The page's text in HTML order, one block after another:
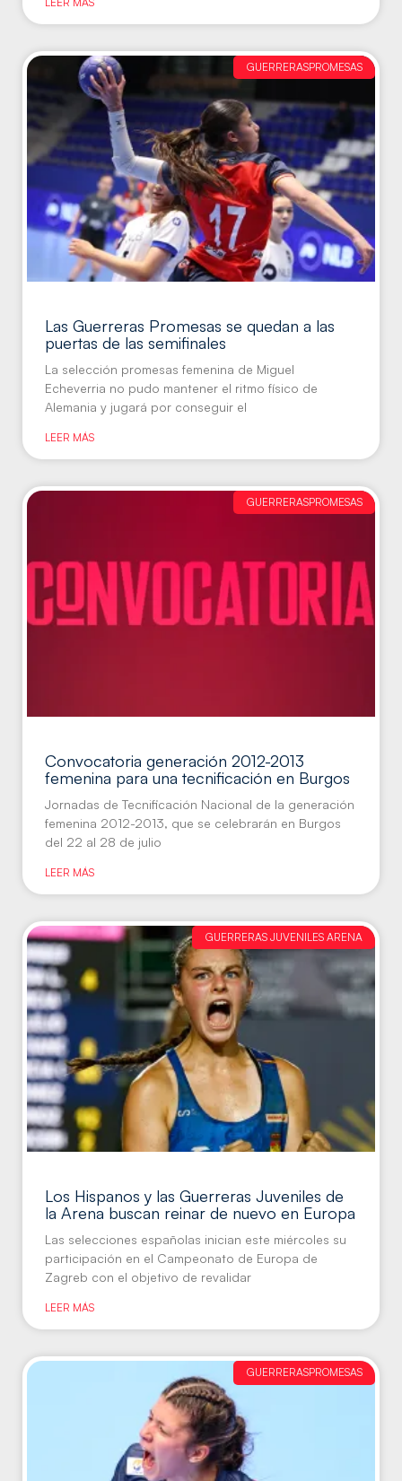
GUERRERASPROMESAS
Las Guerreras Promesas se quedan a las
puertas de las semifinales
La selección promesas femenina de Miguel
Echeverria no pudo mantener el ritmo físico de
Alemania y jugará por conseguir el
LEER MÁS
GUERRERASPROMESAS
Convocatoria generación 2012-2013
femenina para una tecnificación en Burgos
Jornadas de Tecnificación Nacional de la generación
femenina 2012-2013, que se celebrarán en Burgos
del 22 al 28 de julio
LEER MÁS
GUERRERAS JUVENILES ARENA
Los Hispanos y las Guerreras Juveniles de
la Arena buscan reinar de nuevo en Europa
Las selecciones españolas inician este miércoles su
participación en el Campeonato de Europa de
Zagreb con el objetivo de revalidar
LEER MÁS
GUERRERASPROMESAS